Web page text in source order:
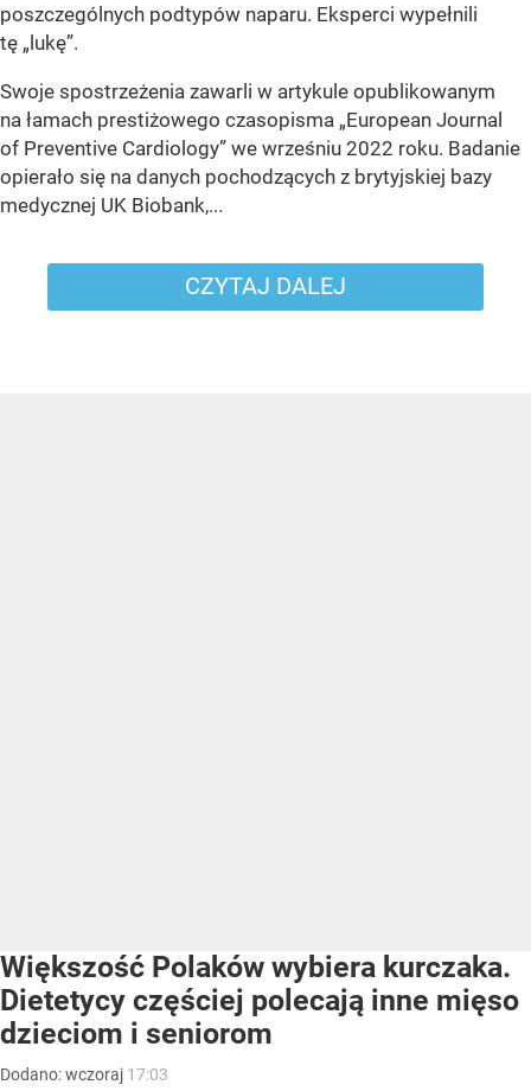
poszczególnych podtypów naparu. Eksperci wypełnili
tę „lukę”.
Swoje spostrzeżenia zawarli w artykule opublikowanym
na łamach prestiżowego czasopisma „European Journal
of Preventive Cardiology” we wrześniu 2022 roku. Badanie
opierało się na danych pochodzących z brytyjskiej bazy
medycznej UK Biobank,...
CZYTAJ DALEJ
Większość Polaków wybiera kurczaka.
Dietetycy częściej polecają inne mięso
dzieciom i seniorom
Dodano:wczoraj 17:03